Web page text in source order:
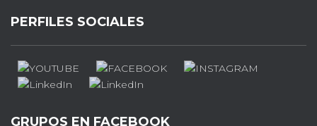
PERFILES SOCIALES
GRUPOS EN FACEBOOK